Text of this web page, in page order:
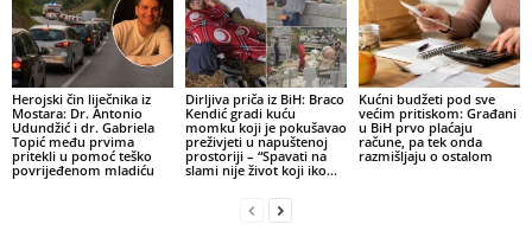
Herojski čin liječnika iz
Mostara: Dr. Antonio
Udundžić i dr. Gabriela
Topić među prvima
pritekli u pomoć teško
povrijeđenom mladiću
Dirljiva priča iz BiH: Braco
Kendić gradi kuću
momku koji je pokušavao
preživjeti u napuštenoj
prostoriji – “Spavati na
slami nije život koji iko...
Kućni budžeti pod sve
većim pritiskom: Građani
u BiH prvo plaćaju
račune, pa tek onda
razmišljaju o ostalom